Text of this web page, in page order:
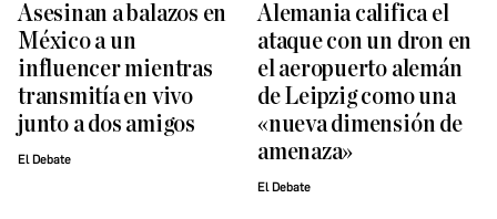
Asesinan a balazos en
México a un
influencer mientras
transmitía en vivo
junto a dos amigos
El Debate
Alemania califica el
ataque con un dron en
el aeropuerto alemán
de Leipzig como una
«nueva dimensión de
amenaza»
El Debate